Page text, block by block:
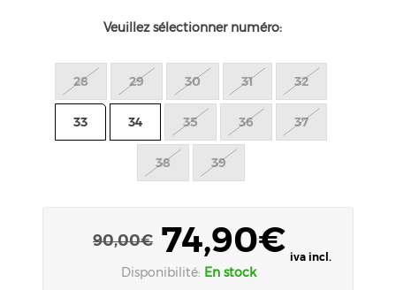
Veuillez sélectionner numéro:
28 29 30 31 32
33 34 35 36 37
38 39
90,00€ 74,90€ iva incl.
Disponibilité: En stock